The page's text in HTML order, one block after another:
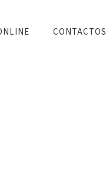
CONTACTOS